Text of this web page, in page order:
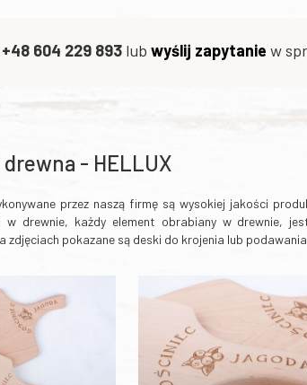
+48 604 229 893lub wyślij zapytanie w
- HELLUX
przez naszą firmę są wysokiej jakości
drewnie, każdy element obrabiany w drewnie,
zdjęciach pokazane są deski do krojenia lub